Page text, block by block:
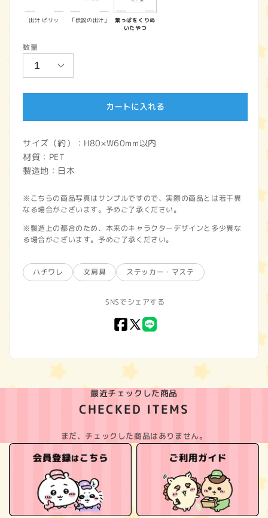
出汁 ピリッ 「伝説の出汁」
葉っぱをくりぬ
いたやつ
数量
カートに入れる
サイズ（約）：H80×W60mm以内
材質：PET
製造地：日本
※こちらの商品写真はサンプルですので、実際の商品とは若干異
なる場合がございます。予めご了承ください。
※製造上の都合のため、本来のキャラクターデザインと多少異な
る場合がございます。予めご了承ください。
ハチワレ 文房具 ステッカー・マステ
SNSでシェアする
Facebook
X
LINE
最近チェックした商品
CHECKED ITEMS
まだ、チェックした商品はありません。